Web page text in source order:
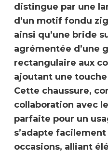
distingue par une
d’un motif fondu
ainsi qu’une bride
agrémentée d’une
rectangulaire aux
ajoutant une
Cette chaussure,
collaboration avec
parfaite pour un
s’adapte
occasions, alliant